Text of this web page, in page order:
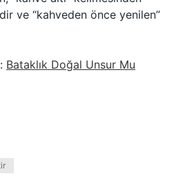
ve “kahveden önce yenilen”
Bataklık Doğal Unsur Mu